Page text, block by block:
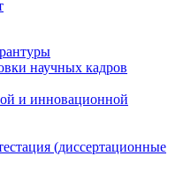
научных кадров
и инновационной
(диссертационные